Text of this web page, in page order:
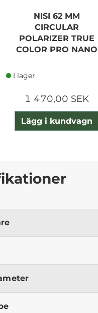
NISI 62 MM
CIRCULAR
POLARIZER TRUE
COLOR PRO NANO
I lager
1 470,00 SEK
Lägg i kundvagn